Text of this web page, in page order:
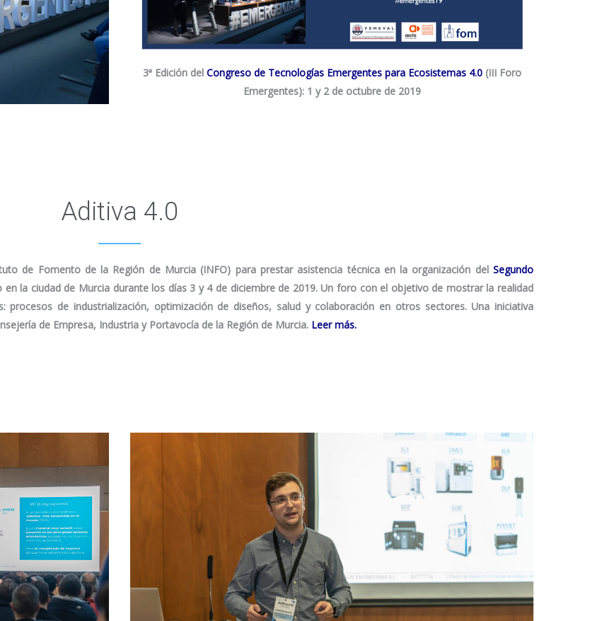
3ª Edición del Congreso de Tecnologías Emergentes para Ecosistemas 4.0(III Foro
Emergentes): 1 y 2 de octubre de 2019
Aditiva 4.0
de Fomento de la Región de Murcia (INFO) para prestar asistencia técnica en la organización del Segundo
en la ciudad de Murcia durante los días 3 y 4 de diciembre de 2019. Un foro con el objetivo de mostrar la realidad
de industrialización, optimización de diseños, salud y colaboración en otros sectores. Una iniciativa
de Empresa, Industria y Portavocía de la Región de Murcia. Leer más.